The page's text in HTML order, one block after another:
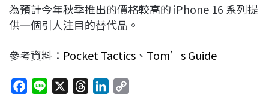
為預計今年秋季推出的價格較高的 iPhone 16 系列提
供一個引人注目的替代品。
參考資料： Pocket Tactics 、 Tom’s Guide